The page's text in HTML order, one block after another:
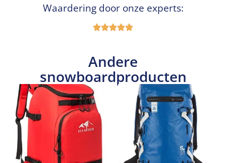
Waardering door onze experts:
Andere
snowboardproducten